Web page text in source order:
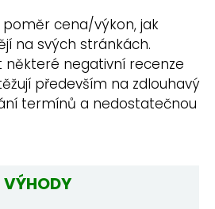
cena/výkon, jak
na svých stránkách.
některé negativní recenze
především na zdlouhavý
termínů a nedostatečnou
VÝHODY